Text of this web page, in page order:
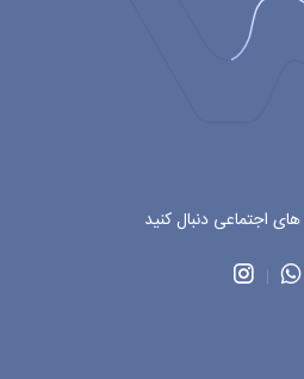
های اجتماعی دنبال کنید